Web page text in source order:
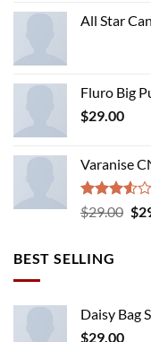
All Star
Fluro Big
$29.00
Varanise
Rated
3.50
$29.00 $
BEST SELLING
Daisy Bag
$29.00